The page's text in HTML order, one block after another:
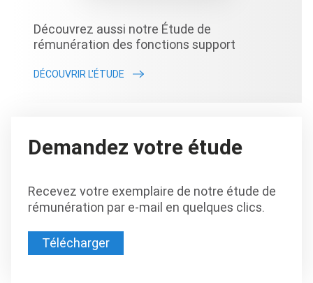
Découvrez aussi notre Étude de
rémunération des fonctions support
DÉCOUVRIR L'ÉTUDE
Demandez votre étude
Recevez votre exemplaire de notre étude de
rémunération par e-mail en quelques clics.
Télécharger